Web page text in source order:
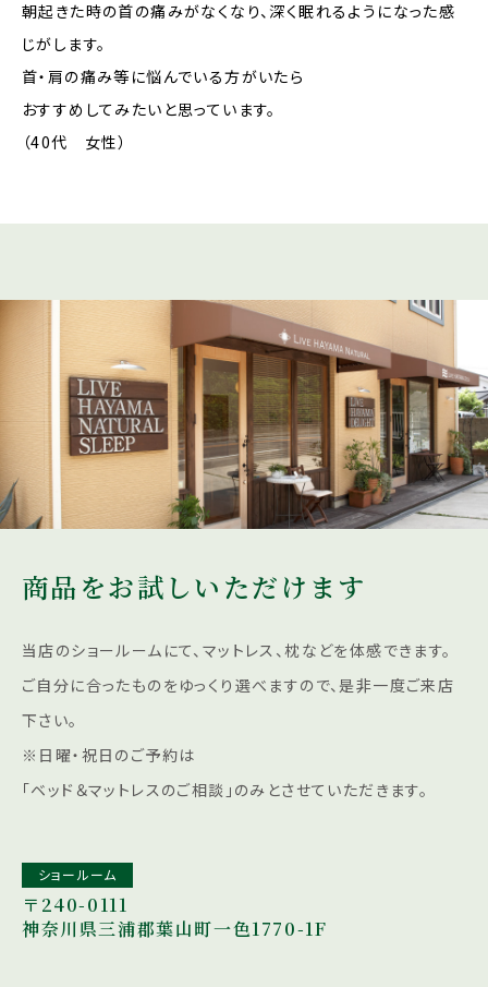
朝起きた時の首の痛みがなくなり、深く眠れるようになった感
じがします。
首・肩の痛み等に悩んでいる方がいたら
おすすめしてみたいと思っています。
（40代 女性）
商品をお試しいただけます
当店のショールームにて、マットレス、枕などを体感できます。
ご自分に合ったものをゆっくり選べますので、是非一度ご来店
下さい。
※日曜・祝日のご予約は
「ベッド＆マットレスのご相談」のみとさせていただきます。
ショールーム
〒240-0111
神奈川県三浦郡葉山町一色1770-1F